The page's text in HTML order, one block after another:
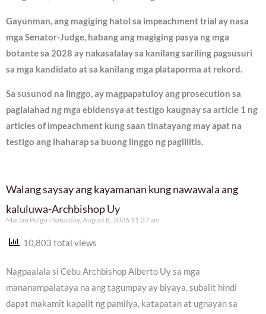
Gayunman, ang magiging hatol sa impeachment trial ay nasa
mga Senator-Judge, habang ang magiging pasya ng mga
botante sa 2028 ay nakasalalay sa kanilang sariling pagsusuri
sa mga kandidato at sa kanilang mga plataporma at rekord.
Sa susunod na linggo, ay magpapatuloy ang prosecution sa
paglalahad ng mga ebidensya at testigo kaugnay sa article 1 ng
articles of impeachment kung saan tinatayang may apat na
testigo ang ihaharap sa buong linggo ng paglilitis.
Walang saysay ang kayamanan kung nawawala ang
kaluluwa-Archbishop Uy
Marian Pulgo Saturday, August 8, 2026 11:37 am
10,803 total views
Nagpaalala si Cebu Archbishop Alberto Uy sa mga
mananampalataya na ang tagumpay ay biyaya, subalit hindi
dapat makamit kapalit ng pamilya, katapatan at ugnayan sa